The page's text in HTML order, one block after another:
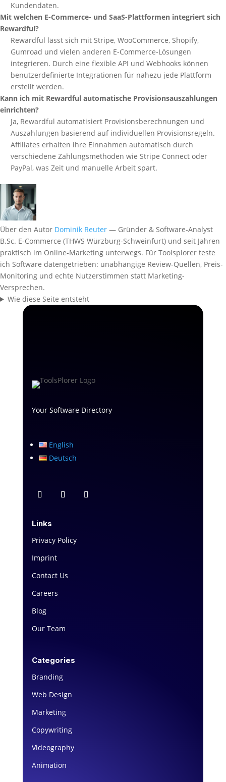
Kundendaten.
Mit welchen E-Commerce- und SaaS-Plattformen integriert sich
Rewardful?
Rewardful lässt sich mit Stripe, WooCommerce, Shopify,
Gumroad und vielen anderen E-Commerce-Lösungen
integrieren. Durch eine flexible API und Webhooks können
benutzerdefinierte Integrationen für nahezu jede Plattform
erstellt werden.
Kann ich mit Rewardful automatische Provisionsauszahlungen
einrichten?
Ja, Rewardful automatisiert Provisionsberechnungen und
Auszahlungen basierend auf individuellen Provisionsregeln.
Affiliates erhalten ihre Einnahmen automatisch durch
verschiedene Zahlungsmethoden wie Stripe Connect oder
PayPal, was Zeit und manuelle Arbeit spart.
Über den Autor Dominik Reuter — Gründer & Software-Analyst
B.Sc. E-Commerce (THWS Würzburg-Schweinfurt) und seit Jahren
praktisch im Online-Marketing unterwegs. Für Toolsplorer teste
ich Software datengetrieben: unabhängige Review-Quellen, Preis-
Monitoring und echte Nutzerstimmen statt Marketing-
Versprechen.
Wie diese Seite entsteht
Your Software Directory
English
Deutsch
Links
Privacy Policy
Imprint
Contact Us
Careers
Blog
Our Team
Categories
Branding
Web Design
Marketing
Copywriting
Videography
Animation